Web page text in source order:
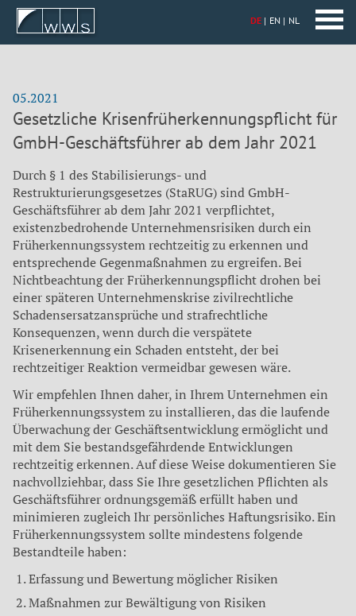
DE EN NL
05.2021
Gesetzliche Krisenfrüherkennungspflicht für
GmbH-Geschäftsführer ab dem Jahr 2021
Durch § 1 des Stabilisierungs- und
Restrukturierungsgesetzes (StaRUG) sind GmbH-
Geschäftsführer ab dem Jahr 2021 verpflichtet,
existenzbedrohende Unternehmensrisiken durch ein
Früherkennungssystem rechtzeitig zu erkennen und
entsprechende Gegenmaßnahmen zu ergreifen. Bei
Nichtbeachtung der Früherkennungspflicht drohen bei
einer späteren Unternehmenskrise zivilrechtliche
Schadensersatzansprüche und strafrechtliche
Konsequenzen, wenn durch die verspätete
Krisenerkennung ein Schaden entsteht, der bei
rechtzeitiger Reaktion vermeidbar gewesen wäre.
Wir empfehlen Ihnen daher, in Ihrem Unternehmen ein
Früherkennungssystem zu installieren, das die laufende
Überwachung der Geschäftsentwicklung ermöglicht und
mit dem Sie bestandsgefährdende Entwicklungen
rechtzeitig erkennen. Auf diese Weise dokumentieren Sie
nachvollziehbar, dass Sie Ihre gesetzlichen Pflichten als
Geschäftsführer ordnungsgemäß erfüllt haben und
minimieren zugleich Ihr persönliches Haftungsrisiko. Ein
Früherkennungssystem sollte mindestens folgende
Bestandteile haben:
Erfassung und Bewertung möglicher Risiken
Maßnahmen zur Bewältigung von Risiken